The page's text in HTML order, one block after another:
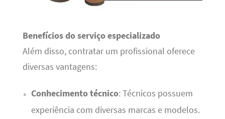
Benefícios do serviço especializado
Além disso, contratar um profissional oferece
diversas vantagens:
Conhecimento técnico: Técnicos possuem
experiência com diversas marcas e modelos.